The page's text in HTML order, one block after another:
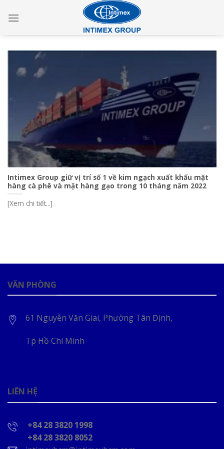
Intimex Group giữ vị trí số 1 về kim ngạch xuất khẩu mặt
hàng cà phê và mặt hàng gạo trong 10 tháng năm 2022
[Xem chi tiết...]
VĂN PHÒNG
61 Nguyễn Văn Giai, Phường Tân Định,
Tp Hồ Chí Minh
LIÊN HỆ
+84 28 3820 1998
+84 28 3820 8052